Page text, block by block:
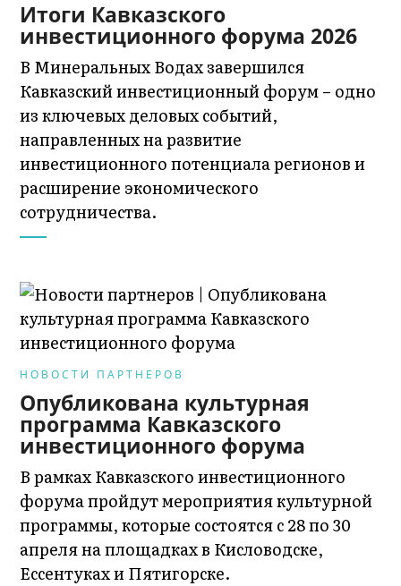
Итоги Кавказского
инвестиционного форума 2026
В Минеральных Водах завершился
Кавказский инвестиционный форум – одно
из ключевых деловых событий,
направленных на развитие
инвестиционного потенциала регионов и
расширение экономического
сотрудничества.
НОВОСТИ ПАРТНЕРОВ
Опубликована культурная
программа Кавказского
инвестиционного форума
В рамках Кавказского инвестиционного
форума пройдут мероприятия культурной
программы, которые состоятся с 28 по 30
апреля на площадках в Кисловодске,
Ессентуках и Пятигорске.